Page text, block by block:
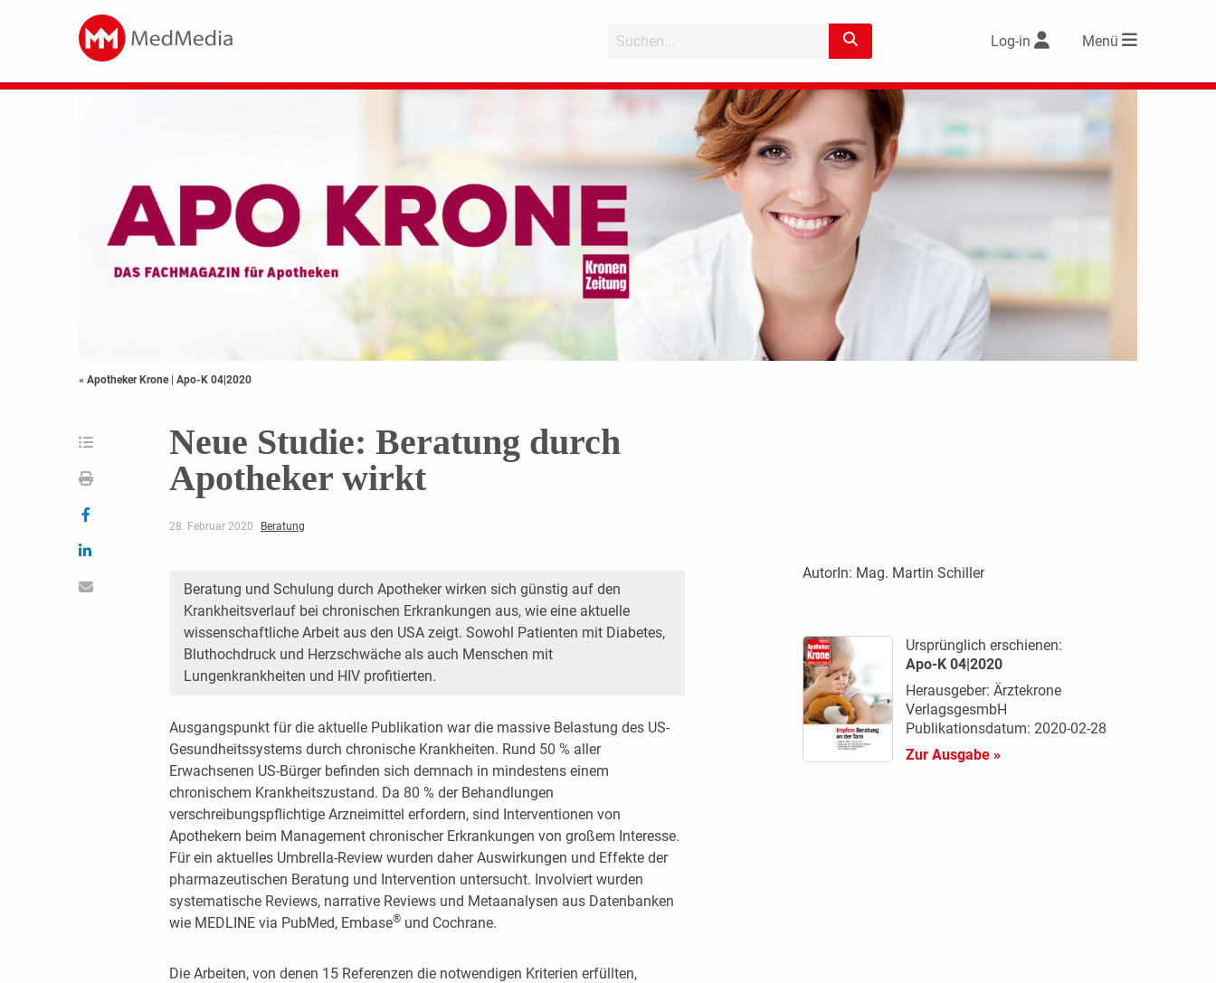
Log-in Menü
« Apotheker Krone | Apo-K 04|2020
Neue Studie: Beratung durch
Apotheker wirkt
28. Februar 2020 Beratung
Beratung und Schulung durch Apotheker wirken sich günstig auf den
Krankheitsverlauf bei chronischen Erkrankungen aus, wie eine aktuelle
wissenschaftliche Arbeit aus den USA zeigt. Sowohl Patienten mit Diabetes,
Bluthochdruck und Herzschwäche als auch Menschen mit
Lungenkrankheiten und HIV profitierten.
Ausgangspunkt für die aktuelle Publikation war die massive Belastung des US-
Gesundheitssystems durch chronische Krankheiten. Rund 50 % aller
Erwachsenen US-Bürger befinden sich demnach in mindestens einem
chronischem Krankheitszustand. Da 80 % der Behandlungen
verschreibungspflichtige Arzneimittel erfordern, sind Interventionen von
Apothekern beim Management chronischer Erkrankungen von großem Interesse.
Für ein aktuelles Umbrella-Review wurden daher Auswirkungen und Effekte der
pharmazeutischen Beratung und Intervention untersucht. Involviert wurden
systematische Reviews, narrative Reviews und Metaanalysen aus Datenbanken
wie MEDLINE via PubMed, Embase®und Cochrane.
Die Arbeiten, von denen 15 Referenzen die notwendigen Kriterien erfüllten,
AutorIn: Mag. Martin Schiller
Ursprünglich erschienen:
Apo-K 04|2020
Herausgeber: Ärztekrone
VerlagsgesmbH
Publikationsdatum: 2020-02-28
Zur Ausgabe »